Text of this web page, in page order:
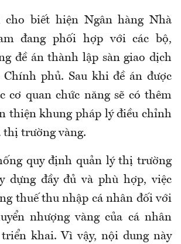
cho biết hiện Ngân hàng Nhà
đang phối hợp với các bộ,
đề án thành lập sàn giao dịch
phủ. Sau khi đề án được
cơ quan chức năng sẽ có thêm
thiện khung pháp lý điều chỉnh
thị trường vàng.
quy định quản lý thị trường
dựng đầy đủ và phù hợp, việc
thuế thu nhập cá nhân đối với
nhượng vàng của cá nhân
khai. Vì vậy, nội dung này